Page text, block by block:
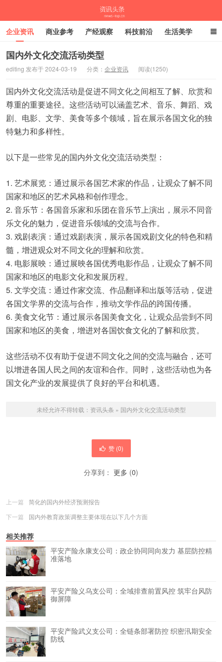
企业资讯 商业参考 产经观察 科技前沿 生活美学
时尚潮流 母婴亲子 专栏
国内外文化交流活动类型
editing 发布于 2024-03-19 分类： 企业资讯 阅读(1250)
国内外文化交流活动是促进不同文化之间相互了解、欣赏和
尊重的重要途径。这些活动可以涵盖艺术、音乐、舞蹈、戏
剧、电影、文学、美食等多个领域，旨在展示各国文化的独
特魅力和多样性。
以下是一些常见的国内外文化交流活动类型：
1. 艺术展览：通过展示各国艺术家的作品，让观众了解不同
国家和地区的艺术风格和创作理念。
2. 音乐节：各国音乐家和乐团在音乐节上演出，展示不同音
乐文化的魅力，促进音乐领域的交流与合作。
3. 戏剧表演：通过戏剧表演，展示各国戏剧文化的特色和精
髓，增进观众对不同文化的理解和欣赏。
4. 电影展映：通过展映各国优秀电影作品，让观众了解不同
国家和地区的电影文化和发展历程。
5. 文学交流：通过作家交流、作品翻译和出版等活动，促进
各国文学界的交流与合作，推动文学作品的跨国传播。
6. 美食文化节：通过展示各国美食文化，让观众品尝到不同
国家和地区的美食，增进对各国饮食文化的了解和欣赏。
这些活动不仅有助于促进不同文化之间的交流与融合，还可
以增进各国人民之间的友谊和合作。同时，这些活动也为各
国文化产业的发展提供了良好的平台和机遇。
未经允许不得转载： 资讯头条 » 国内外文化交流活动类型
赞 (0)
分享到： 更多 (0)
上一篇
简化的国内外经济预测报告
下一篇
国内外教育政策调整主要体现在以下几个方面
相关推荐
平安产险永康支公司：政企协同同向发力 基层防控精
准落地
平安产险义乌支公司：全域排查前置风控 筑牢台风防
御屏障
平安产险武义支公司：全链条部署防控 织密汛期安全
防线